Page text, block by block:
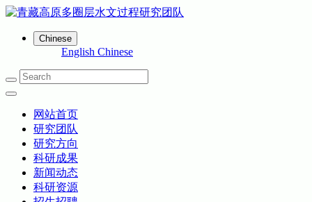
Chinese
English Chinese
网站首页
研究团队
研究方向
科研成果
新闻动态
科研资源